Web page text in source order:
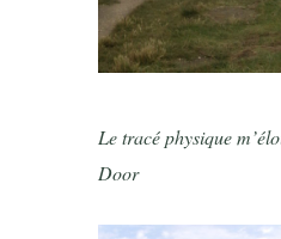
Le tracé physique
Door